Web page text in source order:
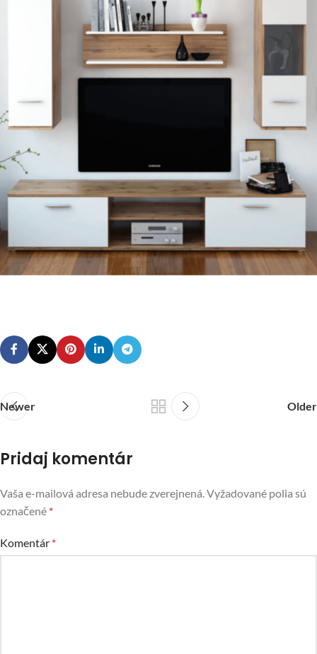
Newer Older
Pridaj komentár
Vaša e-mailová adresa nebude zverejnená. Vyžadované polia sú
označené *
Komentár *